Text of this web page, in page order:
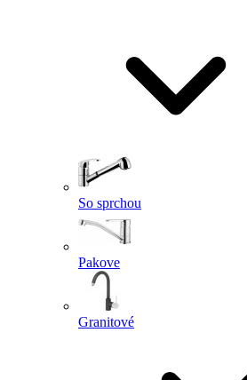
So sprchou
Pakove
Granitové